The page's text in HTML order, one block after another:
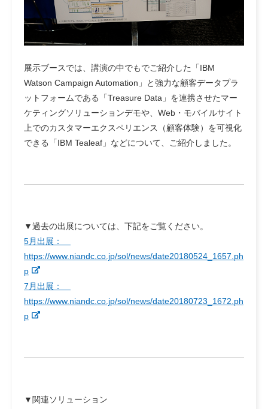
展示ブースでは、講演の中でもでご紹介した「IBM
Watson Campaign Automation」と強力な顧客データプラ
ットフォームである「Treasure Data」を連携させたマー
ケティングソリューションデモや、Web・モバイルサイト
上でのカスタマーエクスペリエンス（顧客体験）を可視化
できる「IBM Tealeaf」などについて、ご紹介しました。
▼過去の出展については、下記をご覧ください。
5月出展：
https://www.niandc.co.jp/sol/news/date20180524_1657.ph
p
7月出展：
https://www.niandc.co.jp/sol/news/date20180723_1672.ph
p
▼関連ソリューション